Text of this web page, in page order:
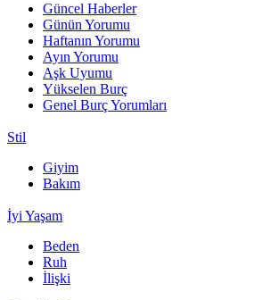
Güncel Haberler
Günün Yorumu
Haftanın Yorumu
Ayın Yorumu
Aşk Uyumu
Yükselen Burç
Genel Burç Yorumları
Stil
Giyim
Bakım
İyi Yaşam
Beden
Ruh
İlişki